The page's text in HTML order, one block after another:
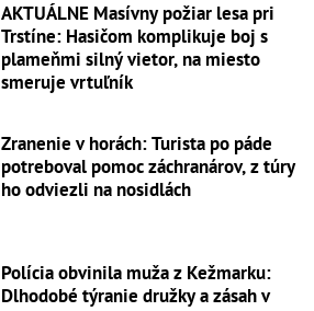
AKTUÁLNE Masívny požiar lesa pri
Trstíne: Hasičom komplikuje boj s
plameňmi silný vietor, na miesto
smeruje vrtuľník
Zranenie v horách: Turista po páde
potreboval pomoc záchranárov, z túry
ho odviezli na nosidlách
Polícia obvinila muža z Kežmarku:
Dlhodobé týranie družky a zásah v